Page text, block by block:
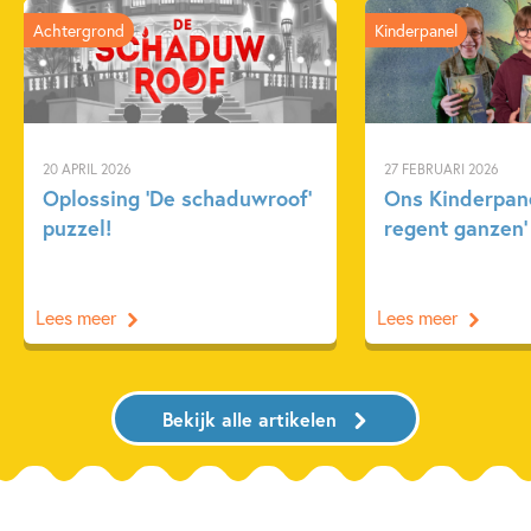
20 APRIL 2026
Oplossing ‘De schaduwroof’
puzzel!
Achtergrond
Lees meer
27 FEBRUARI 2026
Ons
regent ganzen’
Kinderpanel
Lees meer
Bekijk alle artikelen